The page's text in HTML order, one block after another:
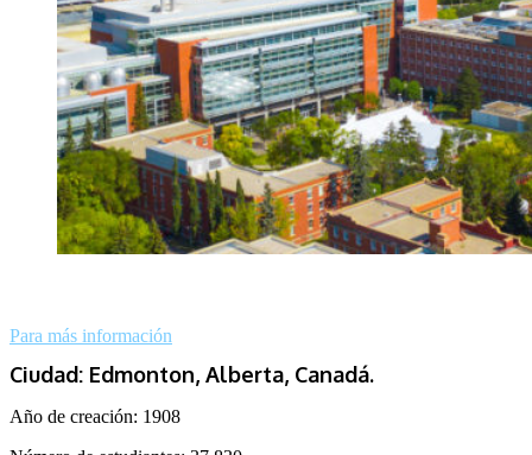
Para más información
Ciudad: Edmonton, Alberta, Canadá.
Año de creación: 1908